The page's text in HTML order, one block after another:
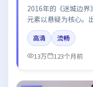
2016年的《迷城边界
元素以悬疑为核心。
怡、河正宇、刘亦菲
引发讨论。
高清
流畅
13万
123个月前